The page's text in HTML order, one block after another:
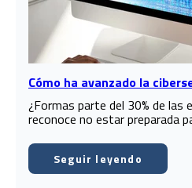
Cómo ha avanzado la
¿Formas parte del 30% de las
reconoce no estar preparada
Seguir leyendo